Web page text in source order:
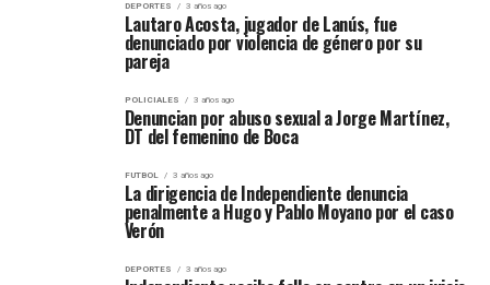
DEPORTES 3 años ago
Lautaro Acosta, jugador de Lanús, fue
denunciado por violencia de género por su
pareja
POLICIALES 3 años ago
Denuncian por abuso sexual a Jorge Martínez,
DT del femenino de Boca
FUTBOL 3 años ago
La dirigencia de Independiente denuncia
penalmente a Hugo y Pablo Moyano por el caso
Verón
DEPORTES 3 años ago